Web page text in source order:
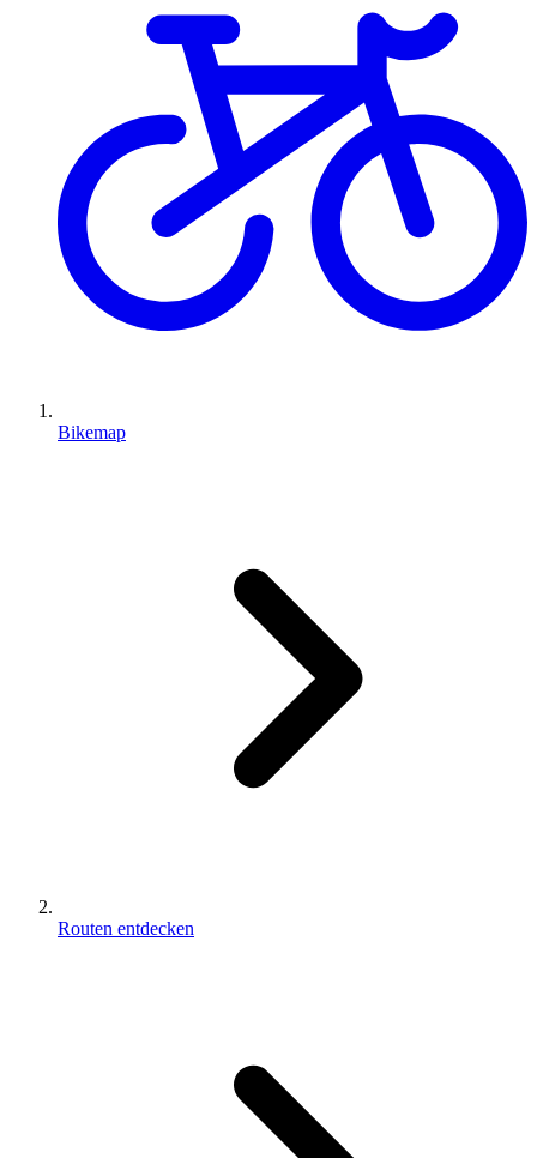
Bikemap
Routen entdecken